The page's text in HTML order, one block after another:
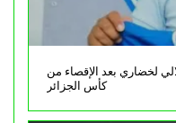
لخضاري بعد الإقصاء من
كأس الجزائر